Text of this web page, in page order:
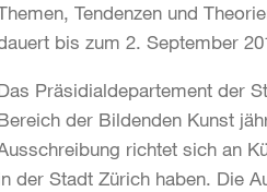
Tendenzen und
bis zum 2. September
Präsidialdepartement der
der Bildenden Kunst
richtet sich an
der Stadt Zürich haben. Die